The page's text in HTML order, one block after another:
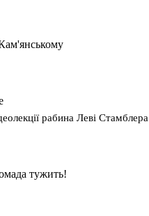
рабина Леві Стамблера
тужить!